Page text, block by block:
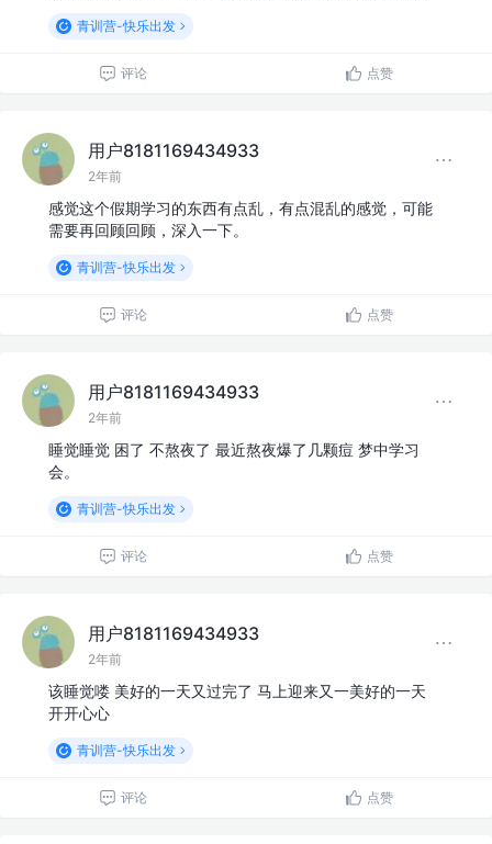
青训营-快乐出发
评论 点赞
用户8181169434933
2年前
感觉这个假期学习的东西有点乱，有点混乱的感觉，可能
需要再回顾回顾，深入一下。
青训营-快乐出发
评论 点赞
用户8181169434933
2年前
睡觉睡觉 困了 不熬夜了 最近熬夜爆了几颗痘 梦中学习
会。
青训营-快乐出发
评论 点赞
用户8181169434933
2年前
该睡觉喽 美好的一天又过完了 马上迎来又一美好的一天
开开心心
青训营-快乐出发
评论 点赞